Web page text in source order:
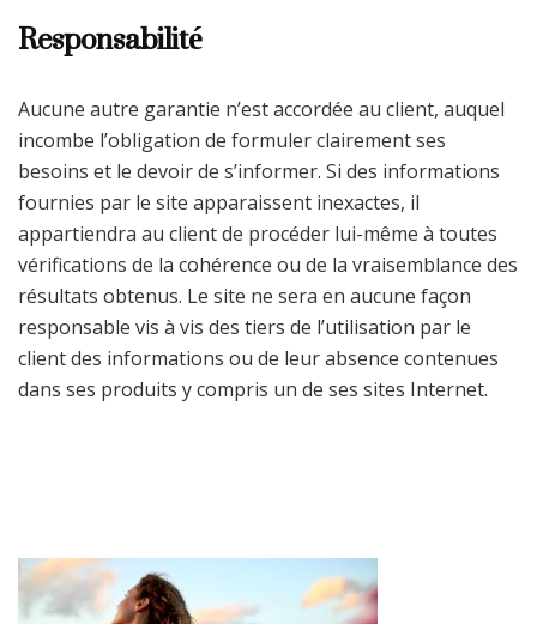
Responsabilité
Aucune autre garantie n’est accordée au client, auquel
incombe l’obligation de formuler clairement ses
besoins et le devoir de s’informer. Si des informations
fournies par le site apparaissent inexactes, il
appartiendra au client de procéder lui-même à toutes
vérifications de la cohérence ou de la vraisemblance des
résultats obtenus. Le site ne sera en aucune façon
responsable vis à vis des tiers de l’utilisation par le
client des informations ou de leur absence contenues
dans ses produits y compris un de ses sites Internet.